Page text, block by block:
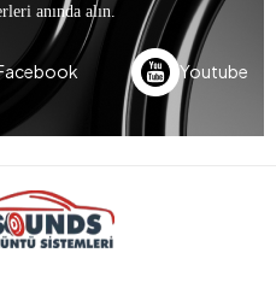
anında alın.
Youtube